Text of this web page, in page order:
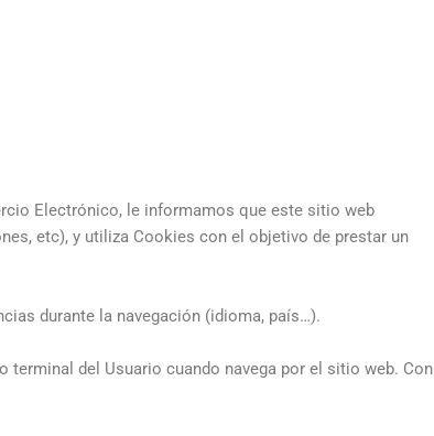
Electrónico, le informamos que este sitio web
etc), y utiliza Cookies con el objetivo de prestar un
durante la navegación (idioma, país…).
del Usuario cuando navega por el sitio web. Con